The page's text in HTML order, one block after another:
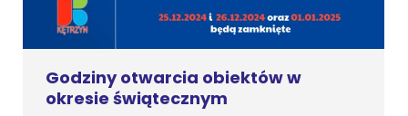
Godziny otwarcia obiektów w
okresie świątecznym